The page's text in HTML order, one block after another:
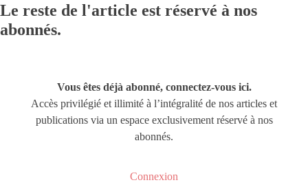
Le reste de l'article est réservé à nos
abonnés.
Vous êtes déjà abonné, connectez-vous ici.
Accès privilégié et illimité à l’intégralité de nos articles et
publications via un espace exclusivement réservé à nos
abonnés.
Connexion